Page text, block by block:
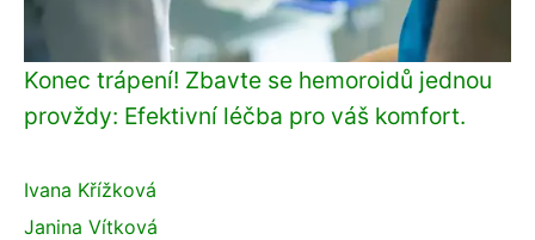
Konec trápení! Zbavte se hemoroidů jednou
provždy: Efektivní léčba pro váš komfort.
Ivana Křížková
Janina Vítková